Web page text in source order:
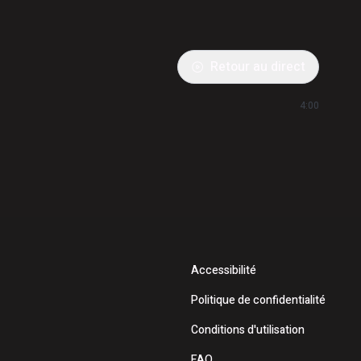
4:00
Accessibilité
Politique de confidentialité
Conditions d'utilisation